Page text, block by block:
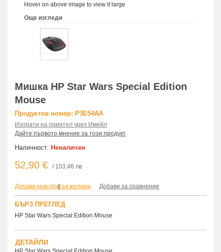
Hover on above image to view it large
Още изгледи
Мишка HP Star Wars Special Edition
Mouse
Продуктов номер: P3E54AA
Изпрати на приятел чрез Имейл
Дайте първото мнение за този продукт
Наличност: Неналичен
52,90 € / 103,46 лв
Добави към списък желани
| Добави за сравнение
БЪРЗ ПРЕГЛЕД
HP Star Wars Special Edition Mouse
ДЕТАЙЛИ